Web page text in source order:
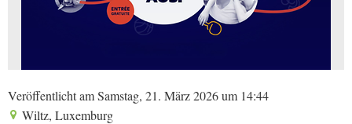
Veröffentlicht am Samstag, 21. März 2026 um 14:44
Wiltz, Luxemburg